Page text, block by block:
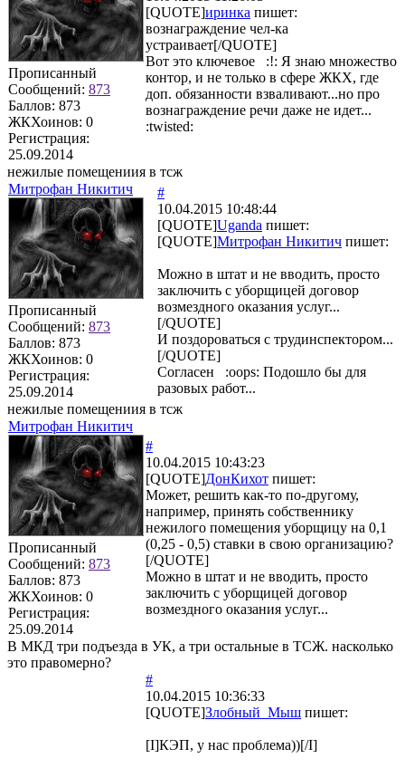
Прописанный
Сообщений: 873
Баллов: 873
ЖКХоинов: 0
Регистрация:
25.09.2014
[QUOTE]иринка пишет:
вознаграждение чел-ка
устраивает[/QUOTE]
Вот это ключевое :!: Я знаю множество
контор, и не только в сфере ЖКХ, где
доп. обязанности взваливают...но про
вознаграждение речи даже не идет...
:twisted:
нежилые помещениия в тсж
Митрофан Никитич
Прописанный
Сообщений: 873
Баллов: 873
ЖКХоинов: 0
Регистрация:
25.09.2014
#
10.04.2015 10:48:44
[QUOTE]Uganda пишет:
[QUOTE]Митрофан Никитич пишет:
Можно в штат и не вводить, просто
заключить с уборщицей договор
возмездного оказания услуг...
[/QUOTE]
И поздороваться с трудинспектором...
[/QUOTE]
Согласен :oops: Подошло бы для
разовых работ...
нежилые помещениия в тсж
Митрофан Никитич
Прописанный
Сообщений: 873
Баллов: 873
ЖКХоинов: 0
Регистрация:
25.09.2014
#
10.04.2015 10:43:23
[QUOTE]ДонКихот пишет:
Может, решить как-то по-другому,
например, принять собственнику
нежилого помещения уборщицу на 0,1
(0,25 - 0,5) ставки в свою организацию?
[/QUOTE]
Можно в штат и не вводить, просто
заключить с уборщицей договор
возмездного оказания услуг...
В МКД три подъезда в УК, а три остальные в ТСЖ. насколько
это правомерно?
#
10.04.2015 10:36:33
[QUOTE]Злобный_Мыш пишет:
[I]КЭП, у нас проблема))[/I]